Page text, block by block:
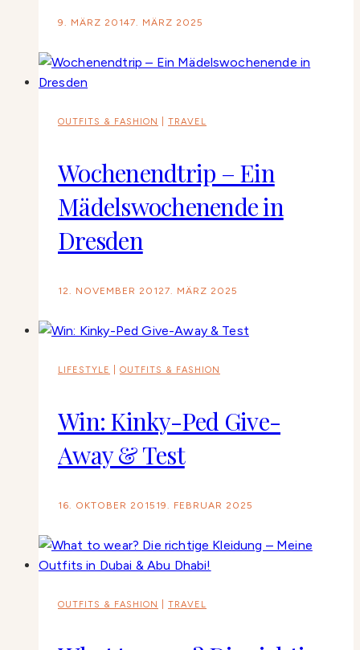
9. MÄRZ 20147. MÄRZ 2025
OUTFITS & FASHION TRAVEL
Wochenendtrip – Ein
Mädelswochenende in
Dresden
12. NOVEMBER 20127. MÄRZ 2025
LIFESTYLE OUTFITS & FASHION
Win: Kinky-Ped Give-
Away & Test
16. OKTOBER 2015 19. FEBRUAR 2025
OUTFITS & FASHION TRAVEL